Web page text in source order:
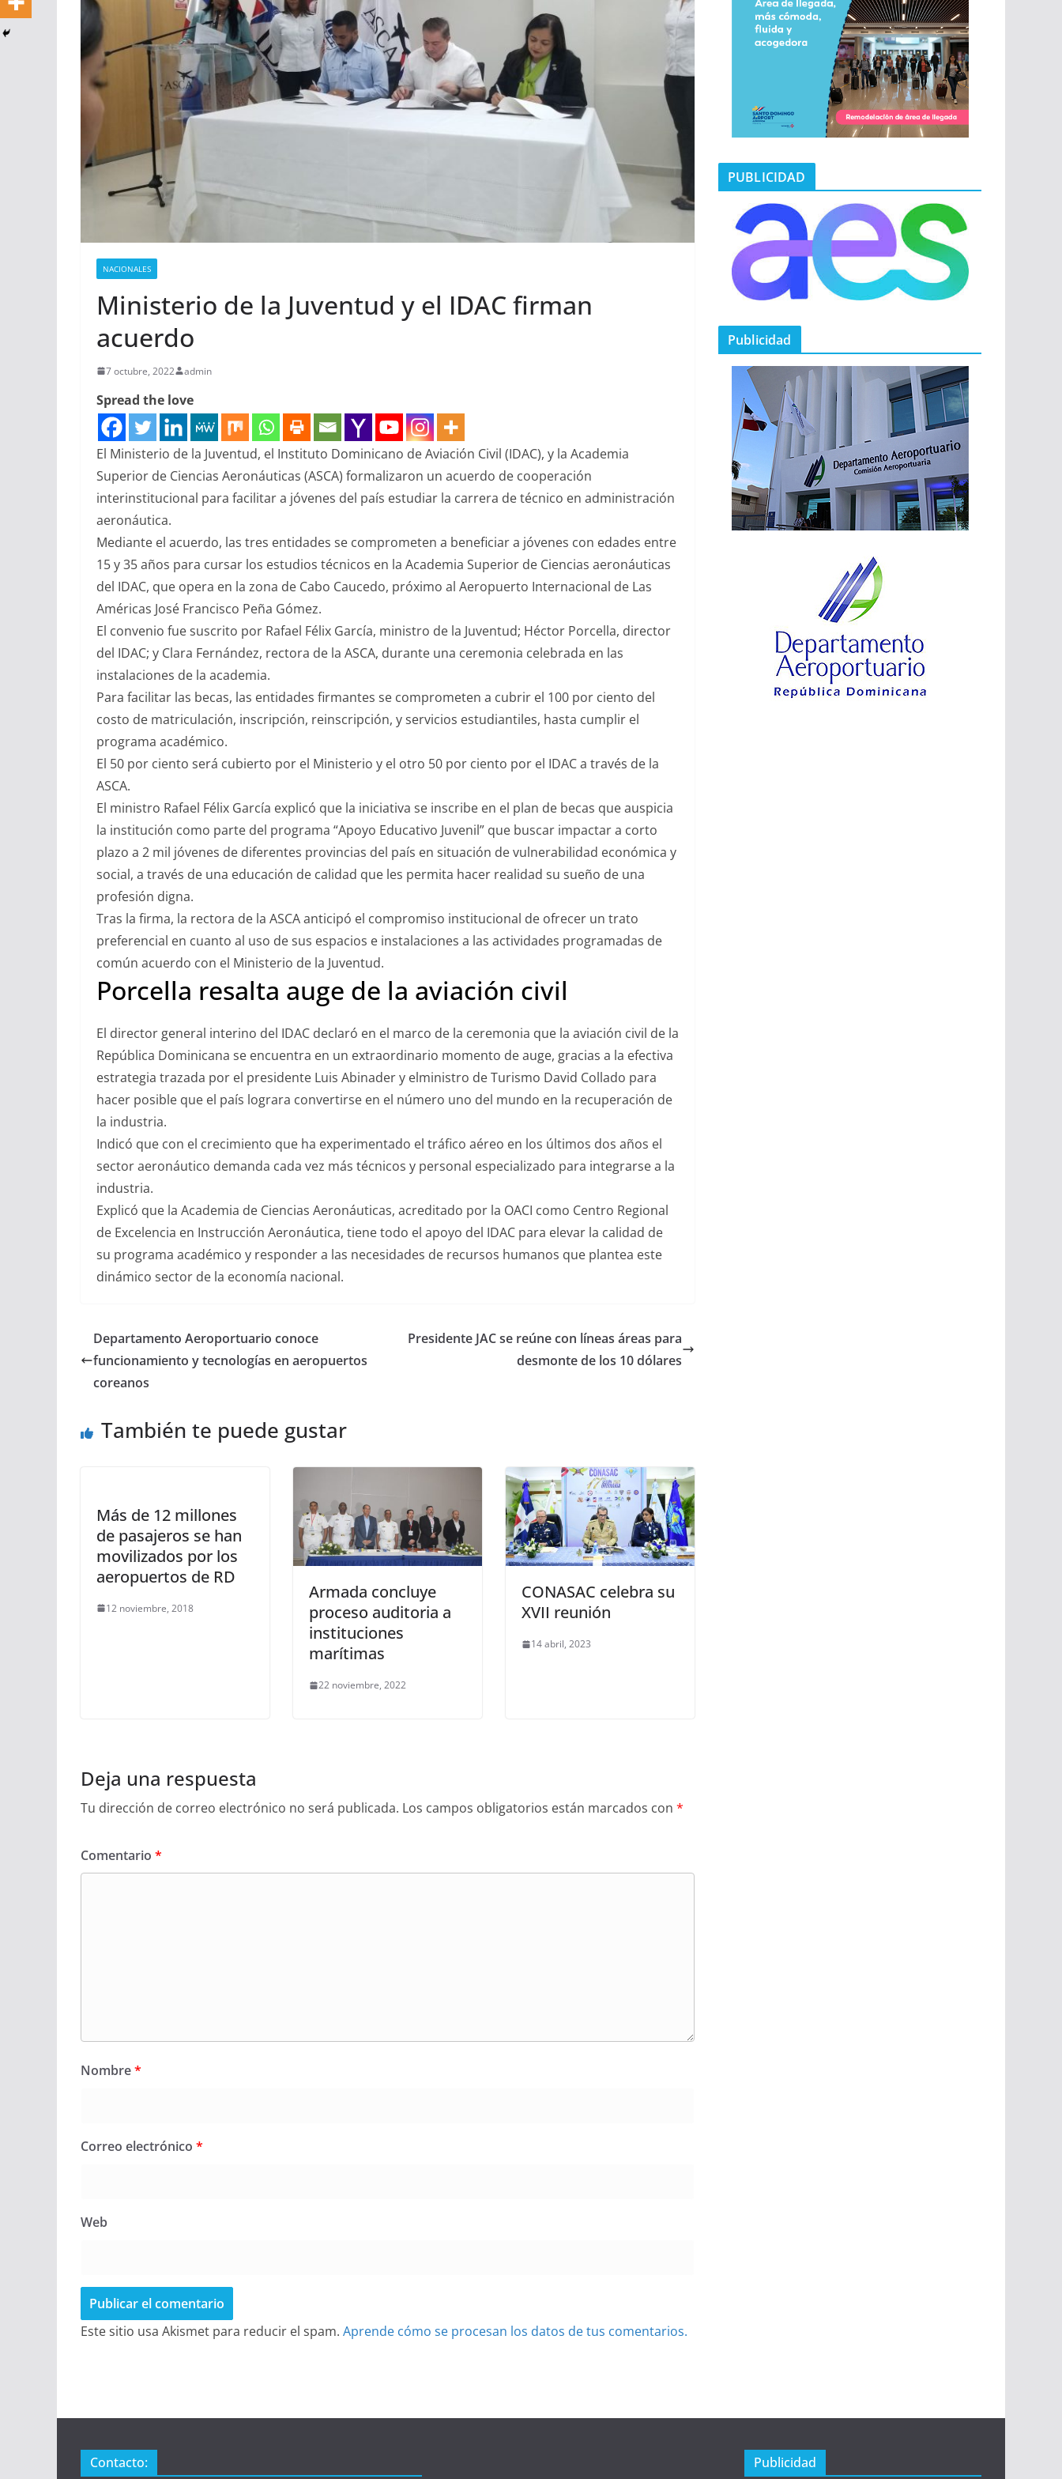
NACIONALES
Ministerio de la Juventud y el IDAC firman
acuerdo
7 octubre, 2022 admin
Spread the love
El Ministerio de la Juventud, el Instituto Dominicano de Aviación Civil (IDAC), y la Academia
Superior de Ciencias Aeronáuticas (ASCA) formalizaron un acuerdo de cooperación
interinstitucional para facilitar a jóvenes del país estudiar la carrera de técnico en administración
aeronáutica.
Mediante el acuerdo, las tres entidades se comprometen a beneficiar a jóvenes con edades entre
15 y 35 años para cursar los estudios técnicos en la Academia Superior de Ciencias aeronáuticas
del IDAC, que opera en la zona de Cabo Caucedo, próximo al Aeropuerto Internacional de Las
Américas José Francisco Peña Gómez.
El convenio fue suscrito por Rafael Félix García, ministro de la Juventud; Héctor Porcella, director
del IDAC; y Clara Fernández, rectora de la ASCA, durante una ceremonia celebrada en las
instalaciones de la academia.
Para facilitar las becas, las entidades firmantes se comprometen a cubrir el 100 por ciento del
costo de matriculación, inscripción, reinscripción, y servicios estudiantiles, hasta cumplir el
programa académico.
El 50 por ciento será cubierto por el Ministerio y el otro 50 por ciento por el IDAC a través de la
ASCA.
El ministro Rafael Félix García explicó que la iniciativa se inscribe en el plan de becas que auspicia
la institución como parte del programa “Apoyo Educativo Juvenil” que buscar impactar a corto
plazo a 2 mil jóvenes de diferentes provincias del país en situación de vulnerabilidad económica y
social, a través de una educación de calidad que les permita hacer realidad su sueño de una
profesión digna.
Tras la firma, la rectora de la ASCA anticipó el compromiso institucional de ofrecer un trato
preferencial en cuanto al uso de sus espacios e instalaciones a las actividades programadas de
común acuerdo con el Ministerio de la Juventud.
Porcella resalta auge de la aviación civil
El director general interino del IDAC declaró en el marco de la ceremonia que la aviación civil de la
República Dominicana se encuentra en un extraordinario momento de auge, gracias a la efectiva
estrategia trazada por el presidente Luis Abinader y elministro de Turismo David Collado para
hacer posible que el país lograra convertirse en el número uno del mundo en la recuperación de
la industria.
Indicó que con el crecimiento que ha experimentado el tráfico aéreo en los últimos dos años el
sector aeronáutico demanda cada vez más técnicos y personal especializado para integrarse a la
industria.
Explicó que la Academia de Ciencias Aeronáuticas, acreditado por la OACI como Centro Regional
de Excelencia en Instrucción Aeronáutica, tiene todo el apoyo del IDAC para elevar la calidad de
su programa académico y responder a las necesidades de recursos humanos que plantea este
dinámico sector de la economía nacional.
Departamento Aeroportuario conoce
funcionamiento y tecnologías en aeropuertos
coreanos
Presidente JAC se reúne con líneas áreas para
desmonte de los 10 dólares
También te puede gustar
Más de 12 millones
de pasajeros se han
movilizados por los
aeropuertos de RD
12 noviembre, 2018
Armada concluye
proceso auditoria a
instituciones
marítimas
22 noviembre, 2022
CONASAC celebra su
XVII reunión
14 abril, 2023
Deja una respuesta
Tu dirección de correo electrónico no será publicada. Los campos obligatorios están marcados con *
Comentario *
Nombre*
Correo electrónico *
Web
Este sitio usa Akismet para reducir el spam. Aprende cómo se procesan los datos de tus comentarios.
PUBLICIDAD
Publicidad
Contacto: Publicidad